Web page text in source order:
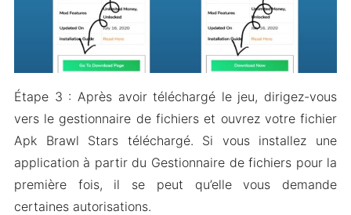
Étape 3 : Après avoir téléchargé le jeu, dirigez-vous
vers le gestionnaire de fichiers et ouvrez votre fichier
Apk Brawl Stars téléchargé. Si vous installez une
application à partir du Gestionnaire de fichiers pour la
première fois, il se peut qu’elle vous demande
certaines autorisations.